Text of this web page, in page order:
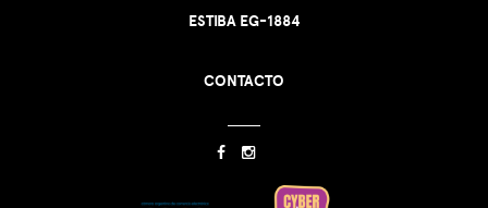
ESTIBA EG-1884
CONTACTO